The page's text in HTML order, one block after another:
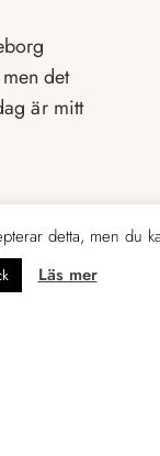
det
är mitt
detta, men du
Läs mer